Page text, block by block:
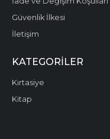
Güvenlik İlkesi
İletişim
KATEGORILER
Kırtasiye
Kitap